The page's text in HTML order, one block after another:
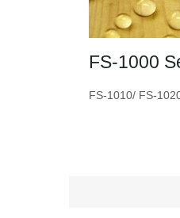
FS-1000
FS-1010/ FS-